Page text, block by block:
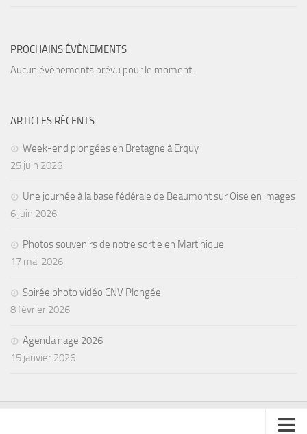
PROCHAINS ÉVÈNEMENTS
Aucun évènements prévu pour le moment.
ARTICLES RÉCENTS
Week-end plongées en Bretagne à Erquy
25 juin 2026
Une journée à la base fédérale de Beaumont sur Oise en images
6 juin 2026
Photos souvenirs de notre sortie en Martinique
17 mai 2026
Soirée photo vidéo CNV Plongée
8 février 2026
Agenda nage 2026
15 janvier 2026